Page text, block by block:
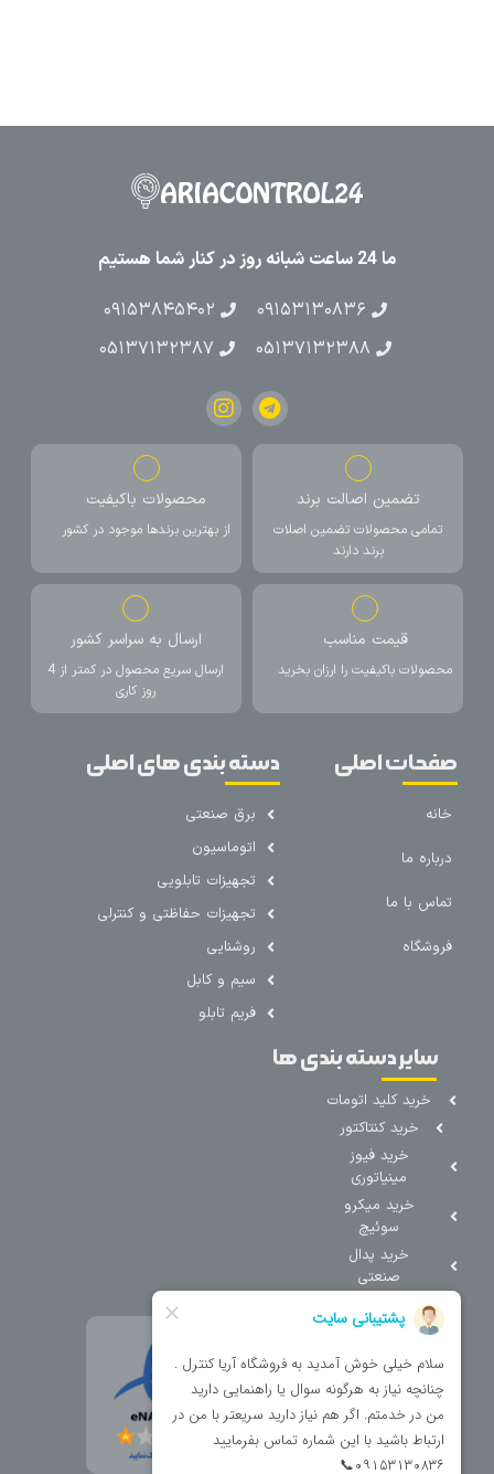
ما 24 ساعت شبانه روز در کنار شما هستیم
۰۹۱۵۳۱۳۰۸۳۶
۰۹۱۵۳۸۴۵۴۰۲
۰۵۱۳۷۱۳۲۳۸۸
۰۵۱۳۷۱۳۲۳۸۷
تضمین اصالت برند
تمامی محصولات تضمین اصلات
برند دارند
محصولات باکیفیت
از بهترین برندها موجود در کشور
قیمت مناسب
محصولات باکیفیت را ارزان بخرید
ارسال به سراسر کشور
ارسال سریع محصول در کمتر از 4
روز کاری
صفحات اصلی
خانه
درباره ما
تماس با ما
فروشگاه
دسته بندی های اصلی
برق صنعتی
اتوماسیون
تجهیزات تابلویی
تجهیزات حفاظتی و کنترلی
روشنایی
سیم و کابل
فریم تابلو
سایر دسته بندی ها
خرید کلید اتومات
خرید کنتاکتور
خرید فیوز
مینیاتوری
خرید میکرو
سوئیچ
خرید پدال
صنعتی